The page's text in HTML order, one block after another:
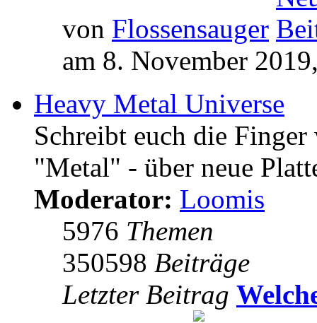
von Flossensauger
am 8. November
Heavy Metal Universe
Schreibt euch die
"Metal" - über neue
Moderator: Loomis
5976 Themen
350598 Beiträge
Letzter Beitrag